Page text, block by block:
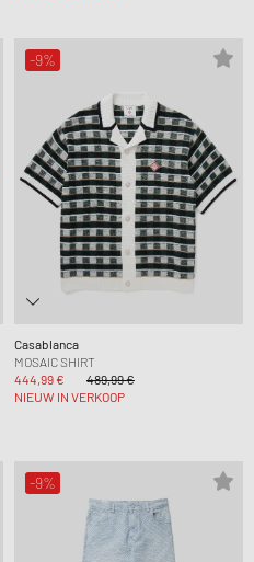
-9%
Casablanca
MOSAIC SHIRT
444,99 €
489,99 €
NIEUW IN VERKOOP
-9%